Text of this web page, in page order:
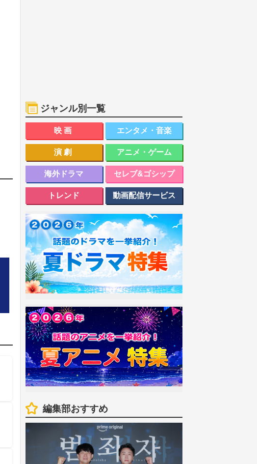
ジャンル別一覧
映画 エンタメ・音楽
演劇 アニメ・ゲーム
海外ドラマ セレブ&ゴシップ
トレンド 動画配信サービス
編集部おすすめ